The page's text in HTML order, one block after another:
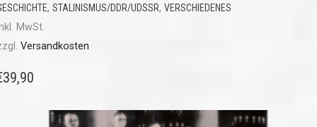
, STALINISMUS/DDR/UDSSR, VERSCHIEDENES
MwSt.
Versandkosten
39,90